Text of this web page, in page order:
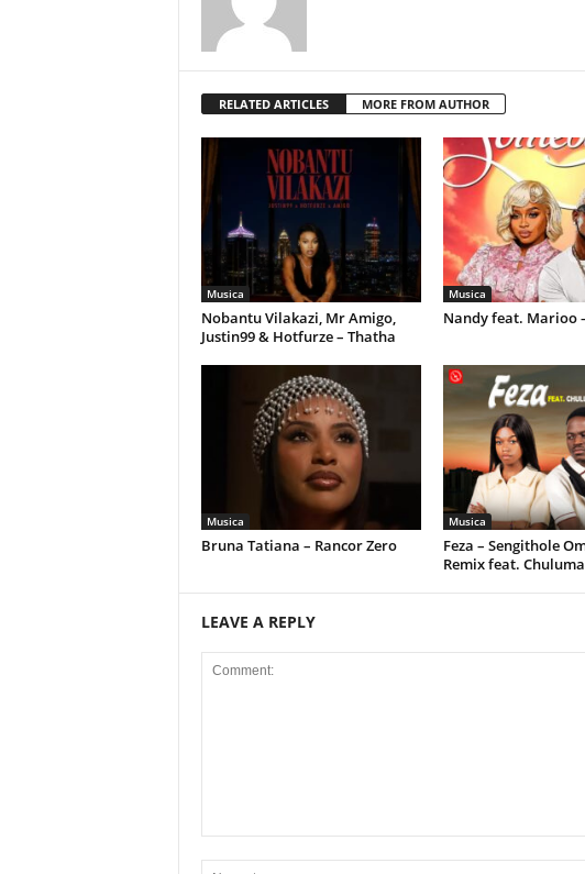
RELATED ARTICLES MORE FROM AUTHOR
Musica
Nobantu Vilakazi, Mr Amigo,
Justin99 & Hotfurze – Thatha
Musica
Nandy feat. Marioo
Musica
Bruna Tatiana – Rancor Zero
Musica
Feza – Sengithole
Remix feat.
LEAVE A REPLY